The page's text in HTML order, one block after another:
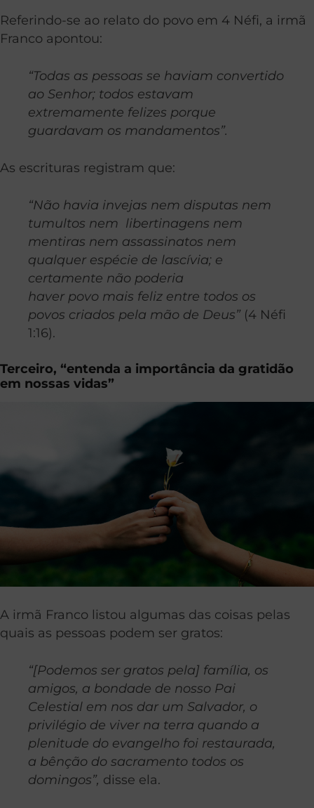
Referindo-se ao relato do povo em 4 Néfi, a irmã
Franco apontou:
“Todas as pessoas se haviam convertido
ao Senhor; todos estavam
extremamente felizes porque
guardavam os mandamentos”.
As escrituras registram que:
“Não havia invejas nem disputas nem
tumultos nem libertinagens nem
mentiras nem assassinatos nem
qualquer espécie de lascívia; e
certamente não poderia
haver povo mais feliz entre todos os
povos criados pela mão de Deus”(4 Néfi
1:16).
Terceiro, “entenda a importância da gratidão
em nossas vidas”
A irmã Franco listou algumas das coisas pelas
quais as pessoas podem ser gratos:
“[Podemos ser gratos pela] família, os
amigos, a bondade de nosso Pai
Celestial em nos dar um Salvador, o
privilégio de viver na terra quando a
plenitude do evangelho foi restaurada,
a bênção do sacramento todos os
domingos”, disse ela.